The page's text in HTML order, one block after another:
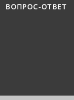
ВОПРОС-ОТВЕТ